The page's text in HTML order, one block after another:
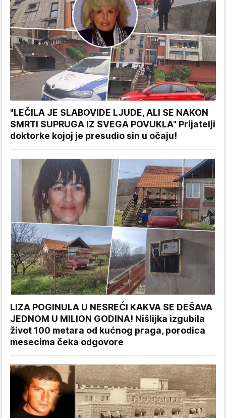
"LEČILA JE SLABOVIDE LJUDE, ALI SE NAKON
SMRTI SUPRUGA IZ SVEGA POVUKLA" Prijatelji
doktorke kojoj je presudio sin u očaju!
LIZA POGINULA U NESREĆI KAKVA SE DEŠAVA
JEDNOM U MILION GODINA! Nišlijka izgubila
život 100 metara od kućnog praga, porodica
mesecima čeka odgovore